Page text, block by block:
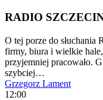
RADIO
O tej porze do słuchania
firmy, biura i wielkie
przyjemniej pracowało.
szybciej…
Grzegorz Lament
12:00